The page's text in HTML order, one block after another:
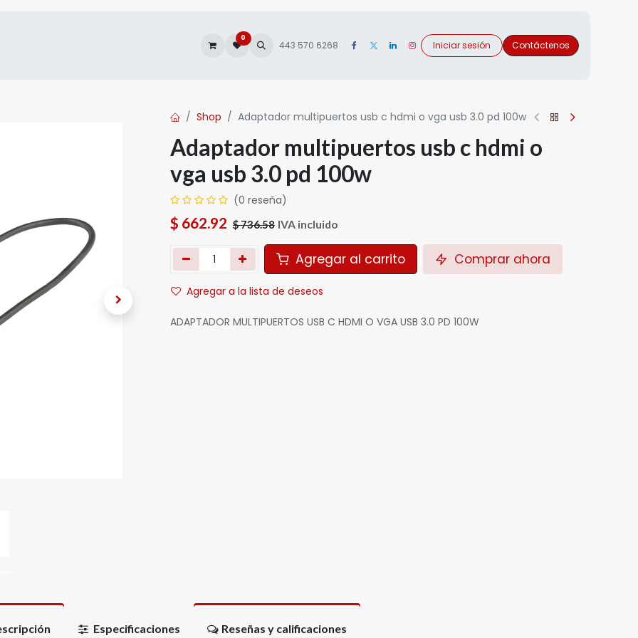
0
443 570 6268 Iniciar sesión Contáctenos
Shop Adaptador multipuertos usb c hdmi o vga usb 3.0 pd 100w
Adaptador multipuertos usb c hdmi o
vga usb 3.0 pd 100w
(0 reseña)
$ 662.92 $736.58 IVA incluido
Agregar al carrito Comprar ahora
Agregar a la lista de deseos
ADAPTADOR MULTIPUERTOS USB C HDMI O VGA USB 3.0 PD 100W
Especificaciones Reseñas y calificaciones